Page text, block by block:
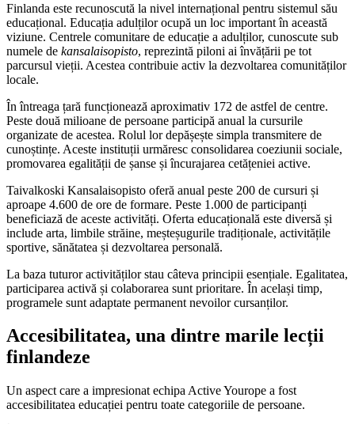
Finlanda este recunoscută la nivel internațional pentru sistemul său
educațional. Educația adulților ocupă un loc important în această
viziune. Centrele comunitare de educație a adulților, cunoscute sub
numele de kansalaisopisto, reprezintă piloni ai învățării pe tot
parcursul vieții. Acestea contribuie activ la dezvoltarea comunităților
locale.
În întreaga țară funcționează aproximativ 172 de astfel de centre.
Peste două milioane de persoane participă anual la cursurile
organizate de acestea. Rolul lor depășește simpla transmitere de
cunoștințe. Aceste instituții urmăresc consolidarea coeziunii sociale,
promovarea egalității de șanse și încurajarea cetățeniei active.
Taivalkoski Kansalaisopisto oferă anual peste 200 de cursuri și
aproape 4.600 de ore de formare. Peste 1.000 de participanți
beneficiază de aceste activități. Oferta educațională este diversă și
include arta, limbile străine, meșteșugurile tradiționale, activitățile
sportive, sănătatea și dezvoltarea personală.
La baza tuturor activităților stau câteva principii esențiale. Egalitatea,
participarea activă și colaborarea sunt prioritare. În același timp,
programele sunt adaptate permanent nevoilor cursanților.
Accesibilitatea, una dintre marile lecții
finlandeze
Un aspect care a impresionat echipa Active Yourope a fost
accesibilitatea educației pentru toate categoriile de persoane.